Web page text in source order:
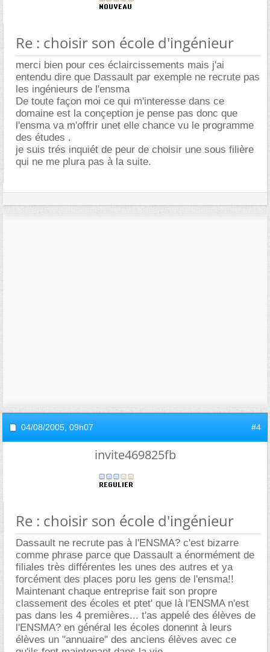
Re : choisir son école d'ingénieur
merci bien pour ces éclaircissements mais j'ai
entendu dire que Dassault par exemple ne recrute pas
les ingénieurs de l'ensma
De toute façon moi ce qui m'interesse dans ce
domaine est la conçeption je pense pas donc que
l'ensma va m'offrir unet elle chance vu le programme
des études .
je suis trés inquiét de peur de choisir une sous filière
qui ne me plura pas à la suite.
04/08/2005, 09h07 #4
invite469825fb
Re : choisir son école d'ingénieur
Dassault ne recrute pas à l'ENSMA? c'est bizarre
comme phrase parce que Dassault a énormément de
filiales très différentes les unes des autres et ya
forcément des places poru les gens de l'ensma!!
Maintenant chaque entreprise fait son propre
classement des écoles et ptet' que là l'ENSMA n'est
pas dans les 4 premières... t'as appelé des élèves de
l'ENSMA? en général les écoles donennt à leurs
élèves un "annuaire" des anciens élèves avec ce